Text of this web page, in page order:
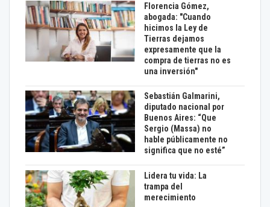
Florencia Gómez,
abogada: "Cuando
hicimos la Ley de
Tierras dejamos
expresamente que la
compra de tierras no es
una inversión"
Sebastián Galmarini,
diputado nacional por
Buenos Aires: “Que
Sergio (Massa) no
hable públicamente no
significa que no esté”
Lidera tu vida: La
trampa del
merecimiento